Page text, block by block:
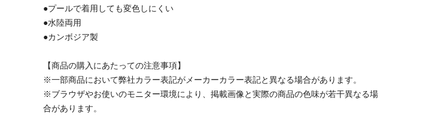
●プールで着用しても変色しにくい
●水陸両用
●カンボジア製
【商品の購入にあたっての注意事項】
※一部商品において弊社カラー表記がメーカーカラー表記と異なる場合があります。
※ブラウザやお使いのモニター環境により、掲載画像と実際の商品の色味が若干異なる場
合があります。